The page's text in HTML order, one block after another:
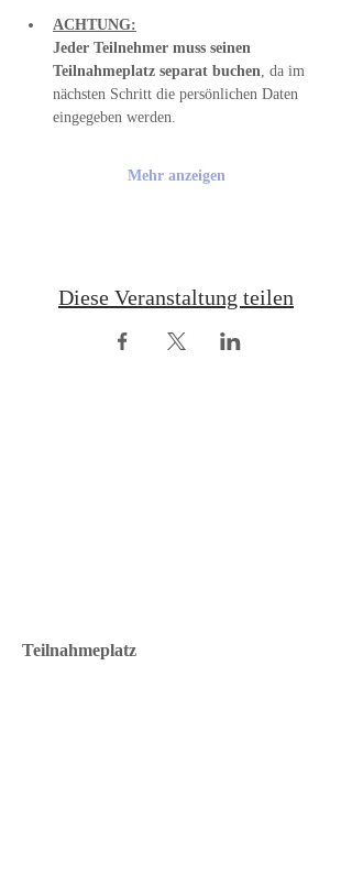
ACHTUNG:
Jeder Teilnehmer muss seinen
Teilnahmeplatz separat buchen, da im
nächsten Schritt die persönlichen Daten
eingegeben werden.
Mehr anzeigen
Diese Veranstaltung teilen
Teilnahmeplatz